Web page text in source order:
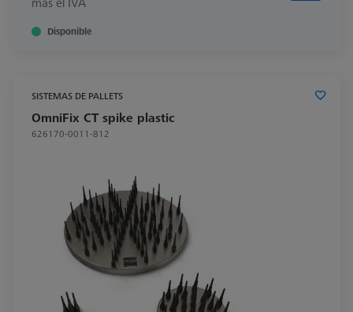
Disponible
SISTEMAS DE PALLETS
OmniFix CT spike plastic
626170-0011-812